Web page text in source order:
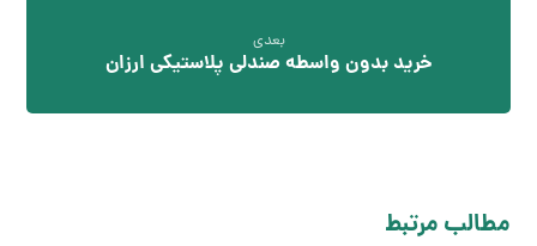
بعدی
خرید بدون واسطه صندلی پلاستیکی ارزان
مطالب مرتبط